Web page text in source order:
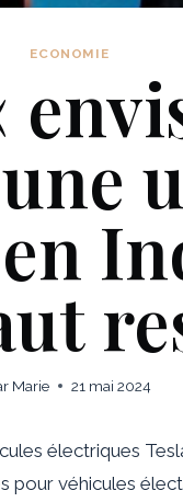
ECONOMIE
Marie 21 mai 2024
électriques
pour véhicules